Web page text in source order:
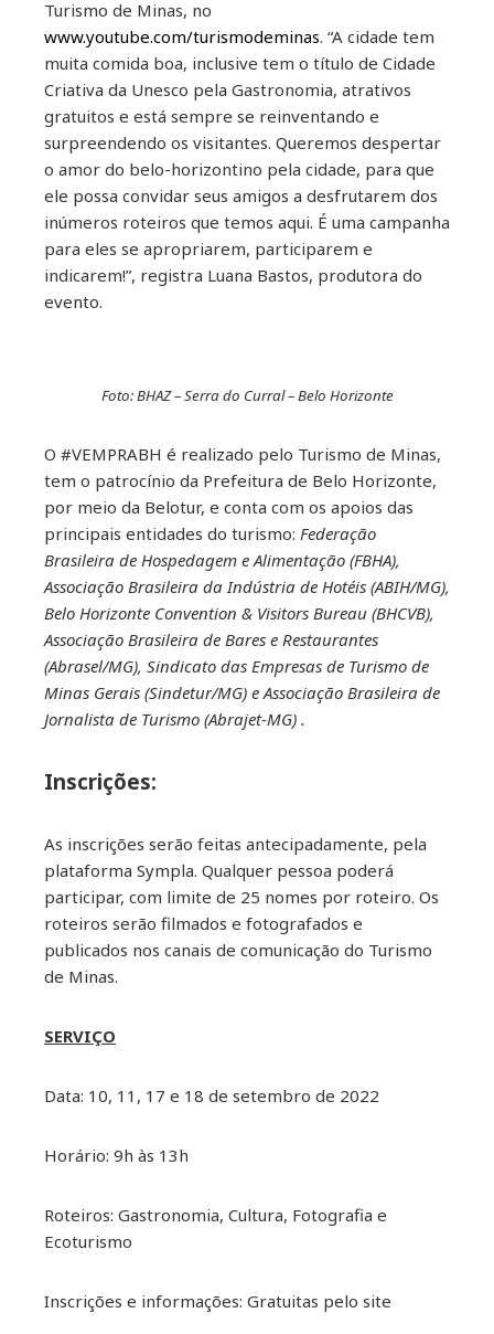
Turismo de Minas, no
www.youtube.com/turismodeminas. “A cidade tem
muita comida boa, inclusive tem o título de Cidade
Criativa da Unesco pela Gastronomia, atrativos
gratuitos e está sempre se reinventando e
surpreendendo os visitantes. Queremos despertar
o amor do belo-horizontino pela cidade, para que
ele possa convidar seus amigos a desfrutarem dos
inúmeros roteiros que temos aqui. É uma campanha
para eles se apropriarem, participarem e
indicarem!”, registra Luana Bastos, produtora do
evento.
Foto: BHAZ – Serra do Curral – Belo Horizonte
O #VEMPRABH é realizado pelo Turismo de Minas,
tem o patrocínio da Prefeitura de Belo Horizonte,
por meio da Belotur, e conta com os apoios das
principais entidades do turismo: Federação
Brasileira de Hospedagem e Alimentação (FBHA),
Associação Brasileira da Indústria de Hotéis (ABIH/MG),
Belo Horizonte Convention & Visitors Bureau (BHCVB),
Associação Brasileira de Bares e Restaurantes
(Abrasel/MG), Sindicato das Empresas de Turismo de
Minas Gerais (Sindetur/MG) e Associação Brasileira de
Jornalista de Turismo (Abrajet-MG) .
Inscrições:
As inscrições serão feitas antecipadamente, pela
plataforma Sympla. Qualquer pessoa poderá
participar, com limite de 25 nomes por roteiro. Os
roteiros serão filmados e fotografados e
publicados nos canais de comunicação do Turismo
de Minas.
SERVIÇO
Data: 10, 11, 17 e 18 de setembro de 2022
Horário: 9h às 13h
Roteiros: Gastronomia, Cultura, Fotografia e
Ecoturismo
Inscrições e informações: Gratuitas pelo site